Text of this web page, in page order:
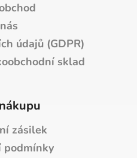
údajů (GDPR)
sklad
zásilek
podmínky